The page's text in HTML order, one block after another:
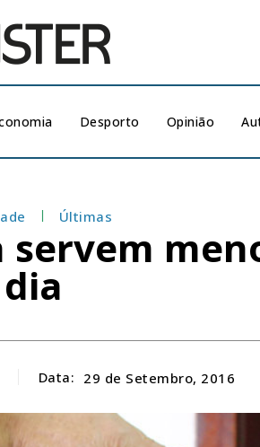
Desporto Opinião
Últimas
dia
Data: 29 de Setembro, 2016